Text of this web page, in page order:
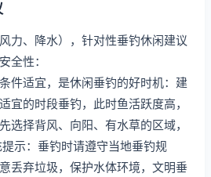
力、降水），针对性垂钓休闲建议
全性：
件适宜，是休闲垂钓的好时机：建
宜的时段垂钓，此时鱼活跃度高，
选择背风、向阳、有水草的区域，
示：垂钓时请遵守当地垂钓规
丢弃垃圾，保护水体环境，文明垂